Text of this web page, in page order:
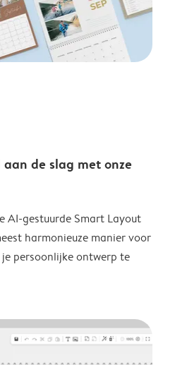
de slag met onze
AI-gestuurde Smart Layout
harmonieuze manier voor
persoonlijke ontwerp te